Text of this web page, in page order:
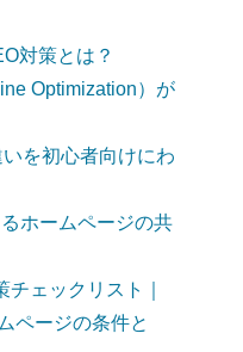
対策とは？
Optimization）が
を初心者向けにわ
ホームページの共
ェックリスト｜
ページの条件と